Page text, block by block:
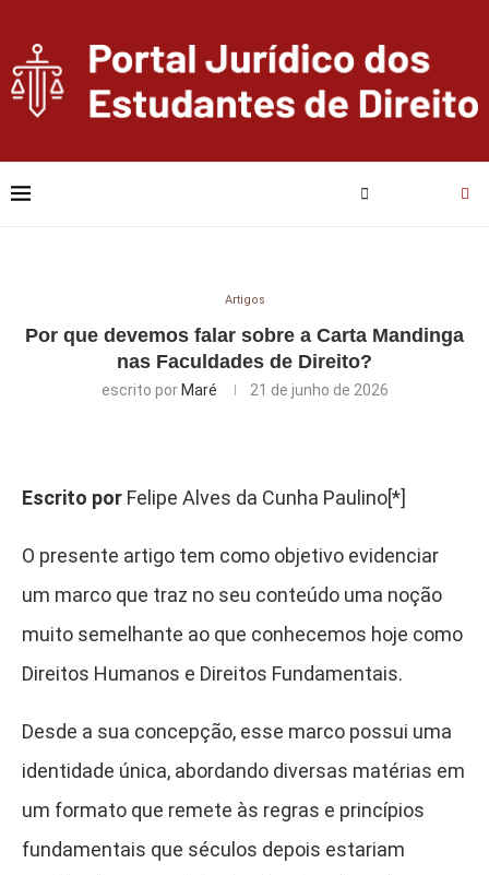
Artigos
Por que devemos falar sobre a Carta Mandinga
nas Faculdades de Direito?
escrito por Maré 21 de junho de 2026
Escrito por Felipe Alves da Cunha Paulino[*]
O presente artigo tem como objetivo evidenciar
um marco que traz no seu conteúdo uma noção
muito semelhante ao que conhecemos hoje como
Direitos Humanos e Direitos Fundamentais.
Desde a sua concepção, esse marco possui uma
identidade única, abordando diversas matérias em
um formato que remete às regras e princípios
fundamentais que séculos depois estariam